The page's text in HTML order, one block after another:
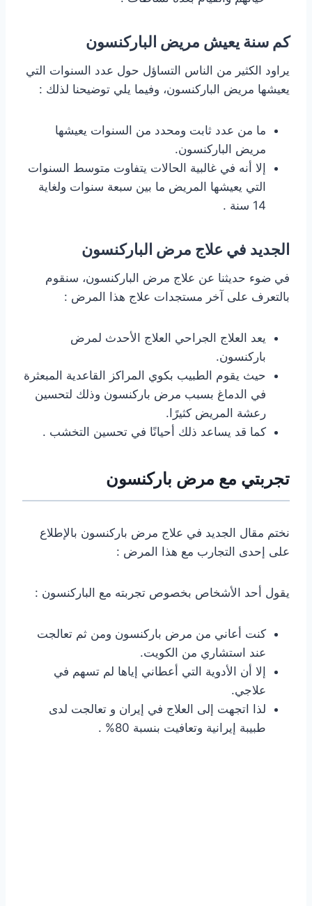
كم سنة يعيش مريض الباركنسون
يراود الكثير من الناس التساؤل حول عدد السنوات التي
يعيشها مريض الباركنسون، وفيما يلي توضيحنا لذلك :
ما من عدد ثابت ومحدد من السنوات يعيشها
مريض الباركنسون.
إلا أنه في غالبية الحالات يتفاوت متوسط السنوات
التي يعيشها المريض ما بين سبعة سنوات ولغاية
14 سنة .
الجديد في علاج مرض الباركنسون
في ضوء حديثنا عن علاج مرض الباركنسون، سنقوم
بالتعرف على آخر مستجدات علاج هذا المرض :
يعد العلاج الجراحي العلاج الأحدث لمرض
باركنسون.
حيث يقوم الطبيب بكوي المراكز القاعدية المبعثرة
في الدماغ بسبب مرض باركنسون وذلك لتحسين
رعشة المريض كثيرًا.
كما قد يساعد ذلك أحيانًا في تحسين التخشب .
تجربتي مع مرض باركنسون
نختم مقال الجديد في علاج مرض باركنسون بالإطلاع
على إحدى التجارب مع هذا المرض :
يقول أحد الأشخاص بخصوص تجربته مع الباركنسون :
كنت أعاني من مرض باركنسون ومن ثم تعالجت
عند استشاري من الكويت.
إلا أن الأدوية التي أعطاني إياها لم تسهم في
علاجي.
لذا اتجهت إلى العلاج في إيران و تعالجت لدى
طبيبة إيرانية وتعافيت بنسبة 80% .